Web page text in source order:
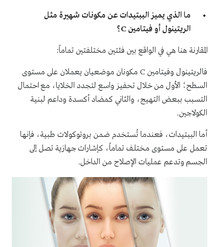
ما الذي يميز الببتيدات عن مكونات شهيرة مثل
الريتينول أو فيتامين C؟
المقارنة هنا هي في الواقع بين فئتين مختلفتين تماماً:
فالريتينول وفيتامين C مكونان موضعيان يعملان على مستوى
السطح؛ الأول من خلال تحفيز واسع لتجدد الخلايا، مع احتمال
التسبب ببعض التهيج، والثاني كمضاد أكسدة وداعم لبنية
الكولاجين.
أما الببتيدات، فعندما تُستخدم ضمن بروتوكولات طبية، فإنها
تعمل على مستوى مختلف تماماً، كإشارات جهازية تصل إلى
الجسم وتدعم عمليات الإصلاح من الداخل.